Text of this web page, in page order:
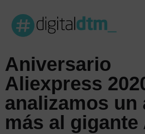
Aniversario
Aliexpress
analizamos un
más al gigante